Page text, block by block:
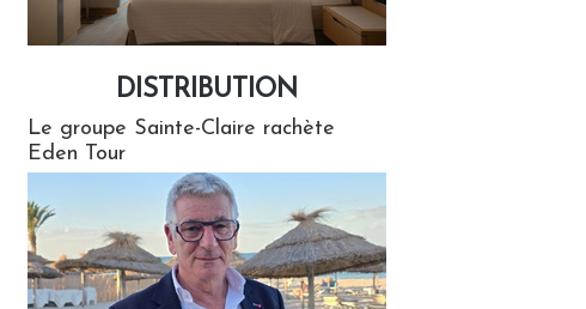
DISTRIBUTION
Le groupe Sainte-Claire rachète
Eden Tour